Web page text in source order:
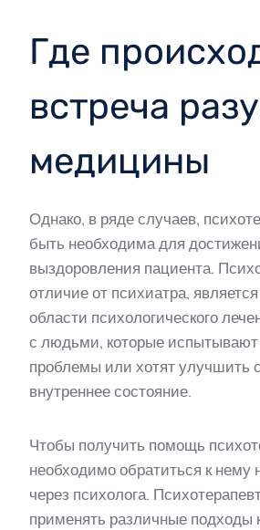
Где
встреча
медицины
Однако, в ряде случаев,
быть необходима для
выздоровления пациента.
отличие от психиатра,
области психологического
с людьми, которые испытывают
проблемы или хотят улучшить
внутреннее состояние.
Чтобы получить помощь
необходимо обратиться к
через психолога.
применять различные подходы